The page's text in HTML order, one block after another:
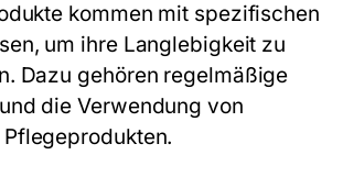
kommen mit spezifischen
um ihre Langlebigkeit zu
Dazu gehören regelmäßige
die Verwendung von